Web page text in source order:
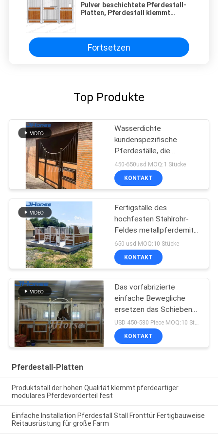
Pulver beschichtete Pferdestall-
Platten, Pferdestall klemmt
Fortsetzen
Top Produkte
Wasserdichte
kundenspezifische
Pferdeställe, die
Pferdestabile Stall-
Front-Tür beschichten
450-650usd MOQ:1 Stücke
KONTAKT
Fertigställe des
hochfesten Stahlrohr-
Feldes metallpferdemit
dem Dach langlebig
650 usd MOQ:10 Stücke
KONTAKT
Das vorfabrizierte
einfache Bewegliche
ersetzen das Schieben
des europäischen
Pferds, das Stall Platten
konfrontiert
USD 450-580 Piece MOQ:10 Stück
KONTAKT
Pferdestall-Platten
Produktstall der hohen Qualität klemmt pferdeartiger
modulares Pferdevorderteil fest
Einfache Installation Pferdestall Stall Fronttür Fertigbauweise
Reitausrüstung für große Farm